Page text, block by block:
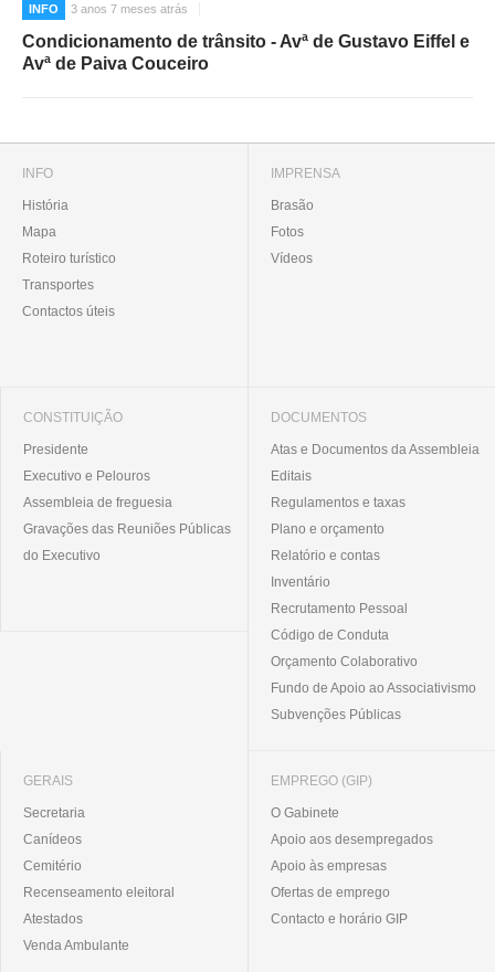
INFO 3 anos 7 meses atrás
Condicionamento de trânsito - Avª de Gustavo Eiffel e
Avª de Paiva Couceiro
INFO
História
Mapa
Roteiro turístico
Transportes
Contactos úteis
IMPRENSA
Brasão
Fotos
Vídeos
CONSTITUIÇÃO
Presidente
Executivo e Pelouros
Assembleia de freguesia
Gravações das Reuniões Públicas
do Executivo
DOCUMENTOS
Atas e Documentos da Assembleia
Editais
Regulamentos e taxas
Plano e orçamento
Relatório e contas
Inventário
Recrutamento Pessoal
Código de Conduta
Orçamento Colaborativo
Fundo de Apoio ao Associativismo
Subvenções Públicas
GERAIS
Secretaria
Canídeos
Cemitério
Recenseamento eleitoral
Atestados
Venda Ambulante
EMPREGO (GIP)
O Gabinete
Apoio aos desempregados
Apoio às empresas
Ofertas de emprego
Contacto e horário GIP